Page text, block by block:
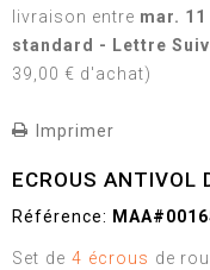
livraison entre mar.
standard - Lettre
39,00 € d'achat)
Imprimer
ECROUS ANTIVOL
Référence:
Set de 4 écrous de